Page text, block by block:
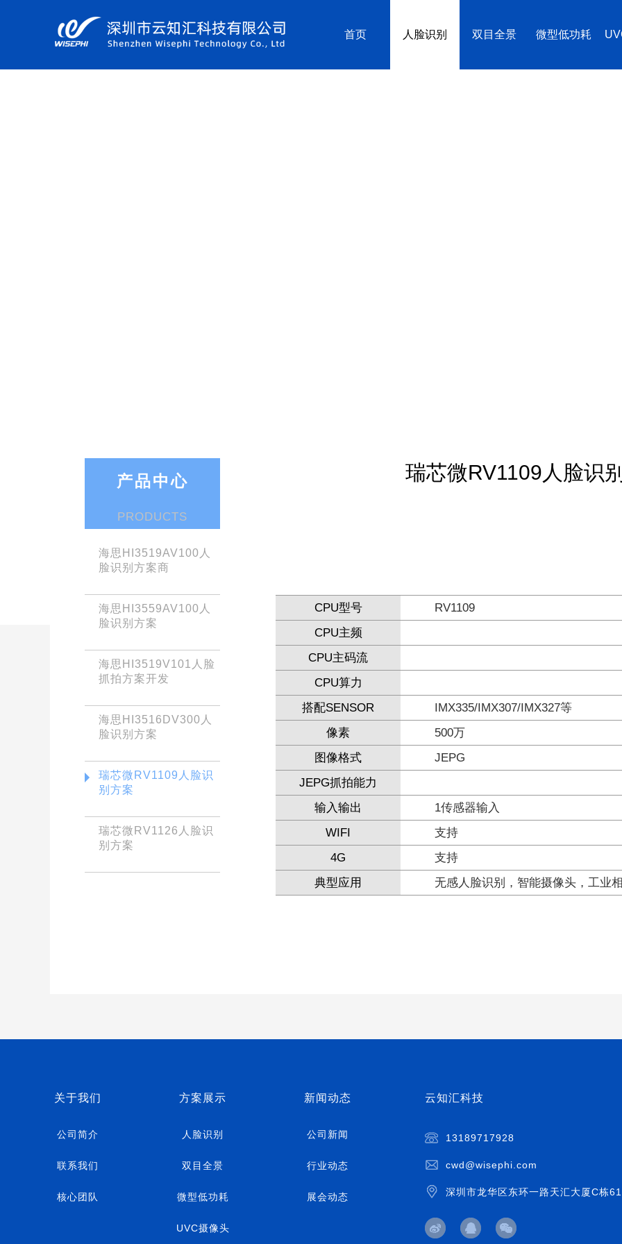
首页 人脸识别 双目全景 微型低功耗
产品中心
PRODUCTS
海思HI3519AV100人
脸识别方案商
海思HI3559AV100人
脸识别方案
海思HI3519V101人脸
抓拍方案开发
海思HI3516DV300人
脸识别方案
瑞芯微RV1109人脸识
别方案
瑞芯微RV1126人脸识
别方案
瑞芯微RV1109人脸识
CPU型号
RV1109
CPU主频
CPU主码流
CPU算力
搭配SENSOR
IMX335/IMX307/IMX327等
像素
500万
图像格式
JEPG
JEPG抓拍能力
输入输出
1传感器输入
WIFI
支持
4G
支持
典型应用
无感人脸识别，智能摄像头，工业
关于我们
公司简介
联系我们
核心团队
方案展示
人脸识别
双目全景
微型低功耗
UVC摄像头
新闻动态
公司新闻
行业动态
展会动态
云知汇科技
13189717928
cwd@wisephi.com
深圳市龙华区东环一路天汇大厦C栋